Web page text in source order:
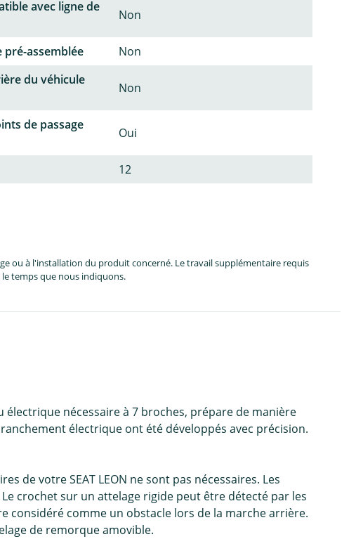
avec ligne de
Non
pré-assemblée
Non
du véhicule
Non
de passage
Oui
12
ou à l'installation du produit concerné. Le travail supplémentaire requis
temps que nous indiquons.
nécessaire à 7 broches, prépare de manière
électrique ont été développés avec précision.
de votre SEAT LEON ne sont pas nécessaires. Les
crochet sur un attelage rigide peut être détecté par les
considéré comme un obstacle lors de la marche arrière.
de remorque amovible.